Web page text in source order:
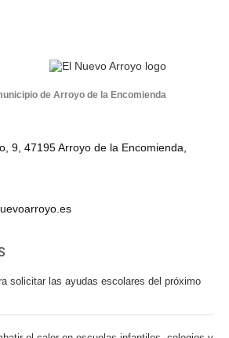
de Arroyo de la Encomienda
9, 47195 Arroyo de la Encomienda,
solicitar las ayudas escolares del próximo